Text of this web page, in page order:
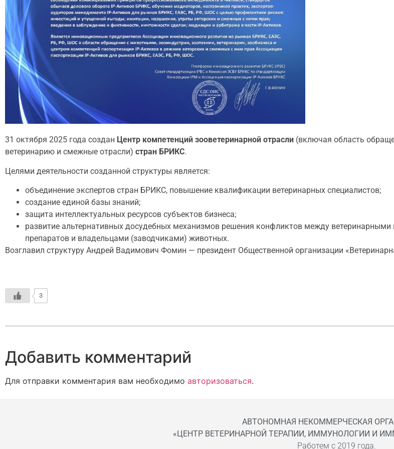
31 октября 2025 года создан Центр компетенций зооветеринарной отрасли (включая область
ветеринарию и смежные отрасли) стран БРИКС.
Целями деятельности созданной структуры является:
объединение экспертов стран БРИКС, повышение квалификации ветеринарных специалистов;
создание единой базы знаний;
защита интеллектуальных ресурсов субъектов бизнеса;
развитие альтернативных досудебных механизмов решения конфликтов между
препаратов и владельцами (заводчиками) животных.
Возглавил структуру Андрей Вадимович Фомин — президент Общественной организации
3
Добавить комментарий
Для отправки комментария вам необходимо авторизоваться.
АВТОНОМНАЯ НЕКОММЕРЧЕСКАЯ
«ЦЕНТР ВЕТЕРИНАРНОЙ ТЕРАПИИ, ИММУНОЛОГИИ И
Работем с 2019 года.